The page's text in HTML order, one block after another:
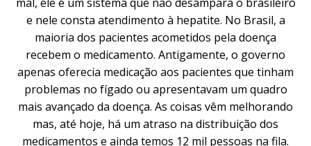
e nele consta atendimento à hepatite. No Brasil, a
maioria dos pacientes acometidos pela doença
recebem o medicamento. Antigamente, o governo
apenas oferecia medicação aos pacientes que tinham
problemas no fígado ou apresentavam um quadro
mais avançado da doença. As coisas vêm melhorando
mas, até hoje, há um atraso na distribuição dos
medicamentos e ainda temos 12 mil pessoas na fila.